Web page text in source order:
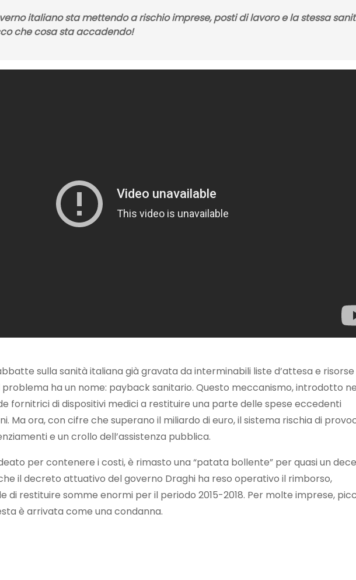
italiano sta mettendo a rischio imprese, posti di lavoro e la stessa
che cosa sta accadendo!
sulla sanità italiana già gravata da interminabili liste d’attesa e risorse
ha un nome: payback sanitario. Questo meccanismo, introdotto
fornitrici di dispositivi medici a restituire una parte delle spese eccedenti
Ma ora, con cifre che superano il miliardo di euro, il sistema rischia di
e un crollo dell’assistenza pubblica.
per contenere i costi, è rimasto una “patata bollente” per quasi un
il decreto attuativo del governo Draghi ha reso operativo il rimborso,
di restituire somme enormi per il periodo 2015-2018. Per molte imprese,
è arrivata come una condanna.